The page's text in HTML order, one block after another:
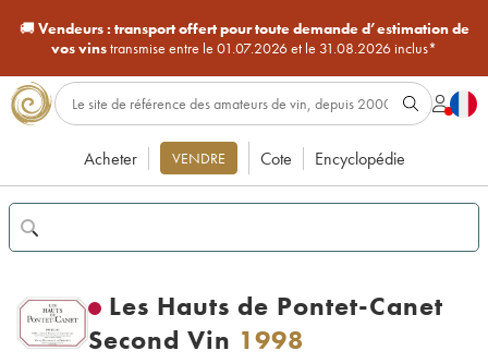
🚚Vendeurs : transport offert pour toute demande d’estimation de
vos vinstransmise entre le 01.07.2026 et le 31.08.2026 inclus*
Acheter VENDRE Cote Encyclopédie
Les Hauts de Pontet-Canet
Second Vin 1998